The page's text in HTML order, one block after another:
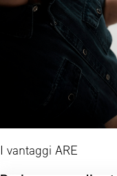
I vantaggi ARE